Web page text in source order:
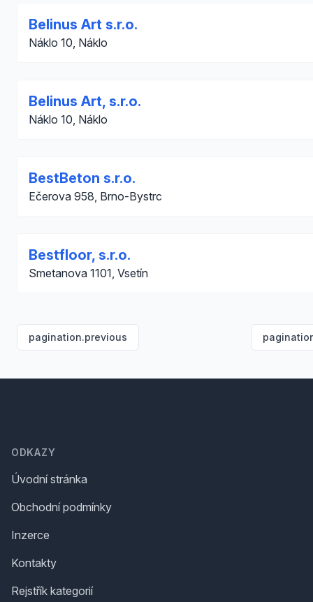
Belinus Art s.r.o.
Náklo 10, Náklo
Belinus Art, s.r.o.
Náklo 10, Náklo
BestBeton s.r.o.
Ečerova 958, Brno-Bystrc
Bestfloor, s.r.o.
Smetanova 1101, Vsetín
pagination.previous
ODKAZY
Úvodní stránka
Obchodní podmínky
Inzerce
Kontakty
Rejstřík kategorií